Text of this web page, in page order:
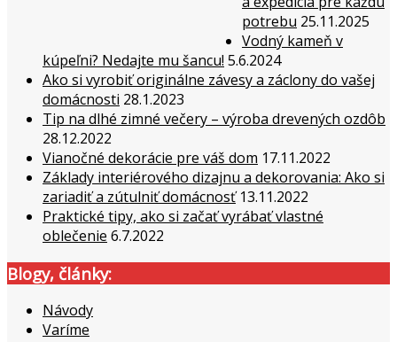
potrebu 25.11.2025
Vodný kameň v
kúpeľni? Nedajte mu šancu! 5.6.2024
Ako si vyrobiť originálne závesy a záclony do vašej
domácnosti 28.1.2023
Tip na dlhé zimné večery – výroba drevených ozdôb
28.12.2022
Vianočné dekorácie pre váš dom 17.11.2022
Základy interiérového dizajnu a dekorovania: Ako si
zariadiť a zútulniť domácnosť 13.11.2022
Praktické tipy, ako si začať vyrábať vlastné
oblečenie 6.7.2022
Blogy, články:
Návody
Varíme